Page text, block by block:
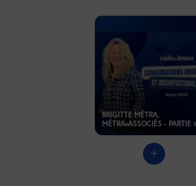
BRIGITTE MÉTRA,
MÉTRA+ASSOCIÉS - PARTIE 1